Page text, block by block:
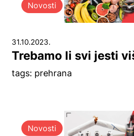
Novosti
31.10.2023.
Trebamo li svi jesti
tags: prehrana
Novosti